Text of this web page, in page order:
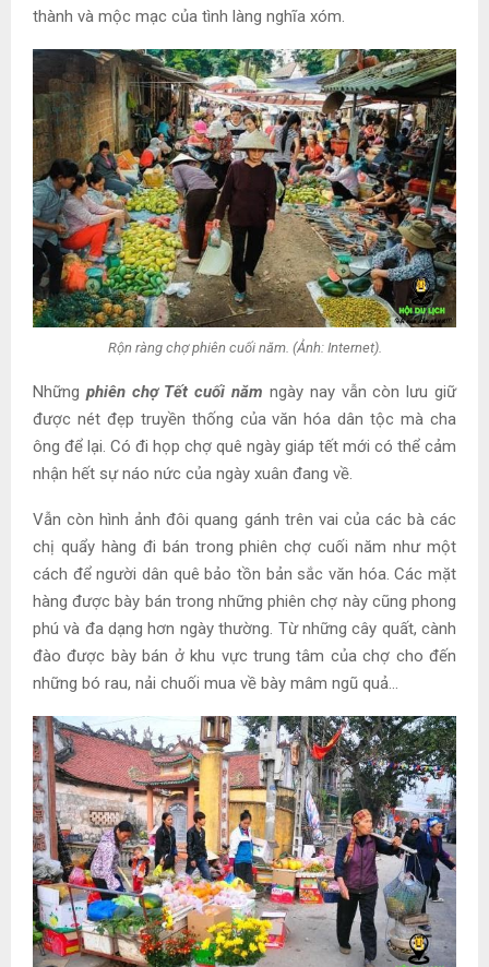
thành và mộc mạc của tình làng nghĩa xóm.
Rộn ràng chợ phiên cuối năm. (Ảnh: Internet).
Những phiên chợ Tết cuối năm ngày nay vẫn còn lưu giữ
được nét đẹp truyền thống của văn hóa dân tộc mà cha
ông để lại. Có đi họp chợ quê ngày giáp tết mới có thể cảm
nhận hết sự náo nức của ngày xuân đang về.
Vẫn còn hình ảnh đôi quang gánh trên vai của các bà các
chị quẩy hàng đi bán trong phiên chợ cuối năm như một
cách để người dân quê bảo tồn bản sắc văn hóa. Các mặt
hàng được bày bán trong những phiên chợ này cũng phong
phú và đa dạng hơn ngày thường. Từ những cây quất, cành
đào được bày bán ở khu vực trung tâm của chợ cho đến
những bó rau, nải chuối mua về bày mâm ngũ quả…